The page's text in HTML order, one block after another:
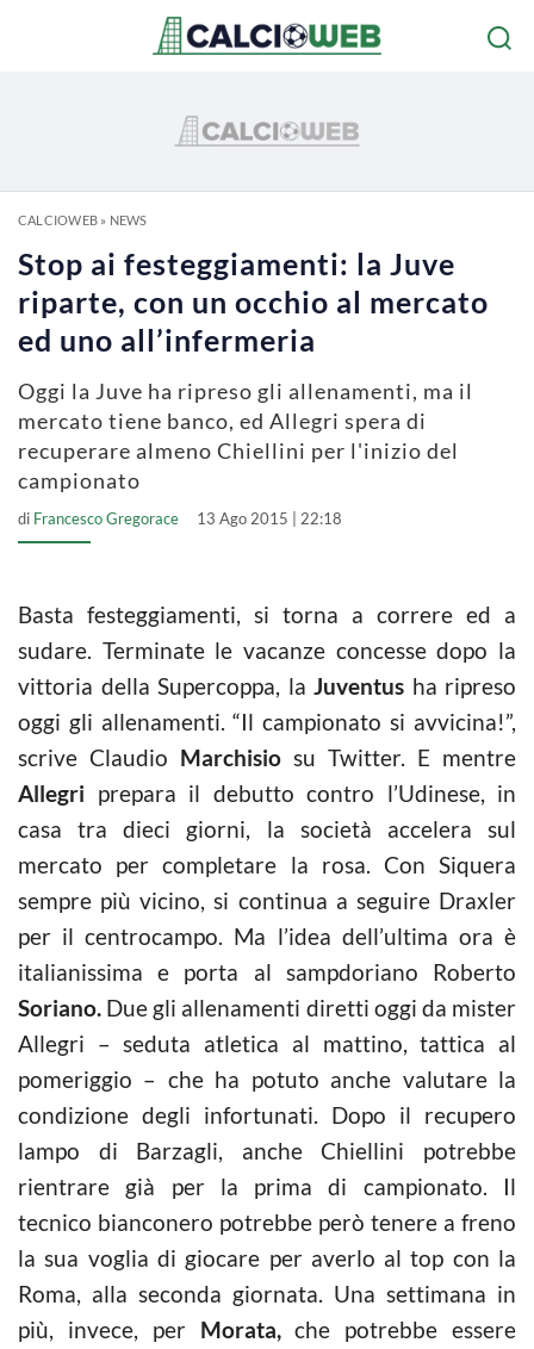
CALCIOWEB» NEWS
Stop ai festeggiamenti: la Juve
riparte, con un occhio al mercato
ed uno all’infermeria
Oggi la Juve ha ripreso gli allenamenti, ma il
mercato tiene banco, ed Allegri spera di
recuperare almeno Chiellini per l'inizio del
campionato
di Francesco Gregorace 13 Ago 2015 | 22:18
Basta festeggiamenti, si torna a correre ed a
sudare. Terminate le vacanze concesse dopo la
vittoria della Supercoppa, la Juventus ha ripreso
oggi gli allenamenti. “Il campionato si avvicina!”,
scrive Claudio Marchisio su Twitter. E mentre
Allegri prepara il debutto contro l’Udinese, in
casa tra dieci giorni, la società accelera sul
mercato per completare la rosa. Con Siquera
sempre più vicino, si continua a seguire Draxler
per il centrocampo. Ma l’idea dell’ultima ora è
italianissima e porta al sampdoriano Roberto
Soriano. Due gli allenamenti diretti oggi da mister
Allegri – seduta atletica al mattino, tattica al
pomeriggio – che ha potuto anche valutare la
condizione degli infortunati. Dopo il recupero
lampo di Barzagli, anche Chiellini potrebbe
rientrare già per la prima di campionato. Il
tecnico bianconero potrebbe però tenere a freno
la sua voglia di giocare per averlo al top con la
Roma, alla seconda giornata. Una settimana in
più, invece, per Morata,che potrebbe essere